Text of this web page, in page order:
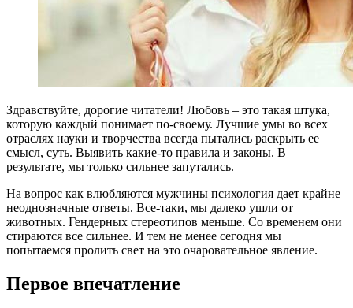
Здравствуйте, дорогие читатели! Любовь – это такая штука,
которую каждый понимает по-своему. Лучшие умы во всех
отраслях науки и творчества всегда пытались раскрыть ее
смысл, суть. Выявить какие-то правила и законы. В
результате, мы только сильнее запутались.
На вопрос как влюбляются мужчины психология дает крайне
неоднозначные ответы. Все-таки, мы далеко ушли от
животных. Гендерных стереотипов меньше. Со временем они
стираются все сильнее. И тем не менее сегодня мы
попытаемся пролить свет на это очаровательное явление.
Первое впечатление